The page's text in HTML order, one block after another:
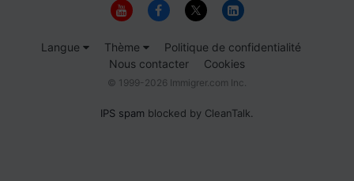
Langue Thème
Politique de confidentialité
Nous contacter
Cookies
© 1999-2026 Immigrer.com Inc.
IPS spam blocked by CleanTalk.